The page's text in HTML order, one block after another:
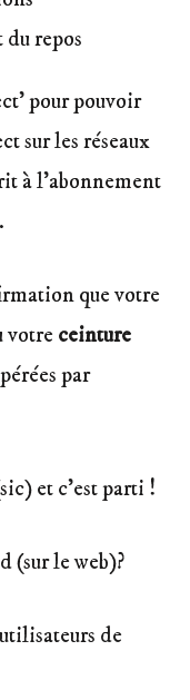
du repos
pour pouvoir
sur les réseaux
à l’abonnement
que votre
votre ceinture
par
et c’est parti !
(sur le web)?
de